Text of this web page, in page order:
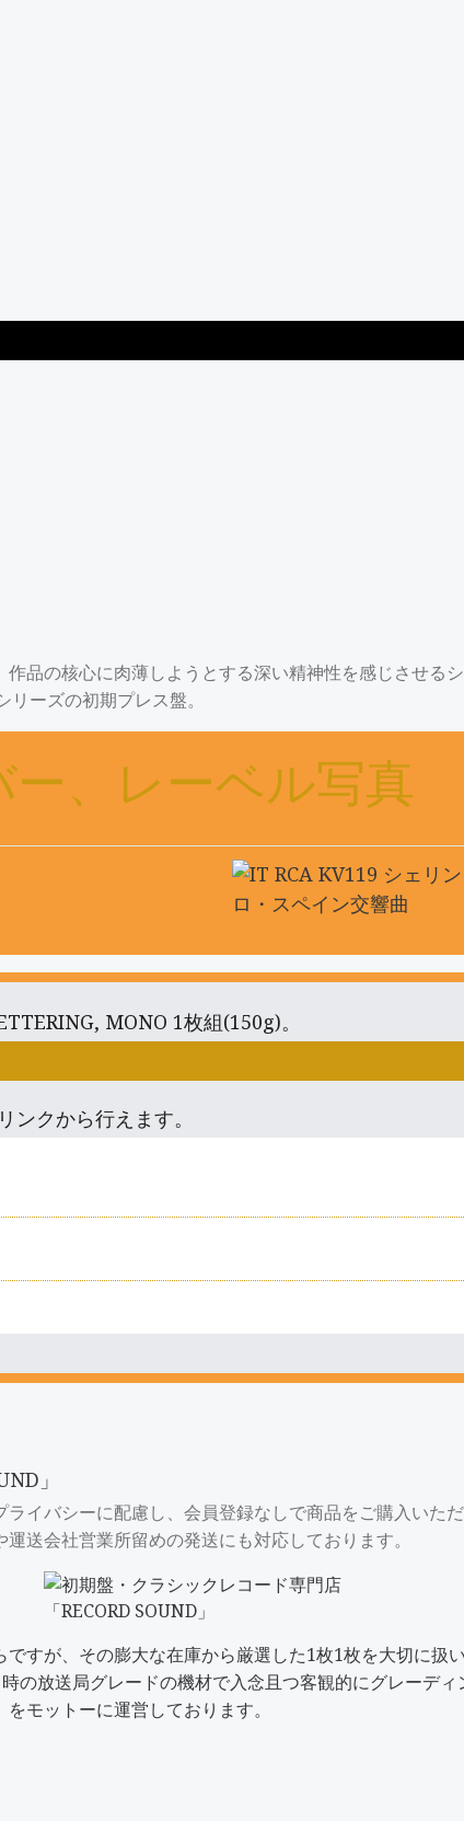
品の核心に肉薄しようとする深い精神性を感じさせる
ーズの初期プレス盤。
、レーベル写真
MONO 1枚組(150g)。
ンクから行えます。
」
イバシーに配慮し、会員登録なしで商品をご購入いた
送会社営業所留めの発送にも対応しております。
すが、その膨大な在庫から厳選した1枚1枚を大切に扱
の放送局グレードの機材で入念且つ客観的にグレーデ
をモットーに運営しております。